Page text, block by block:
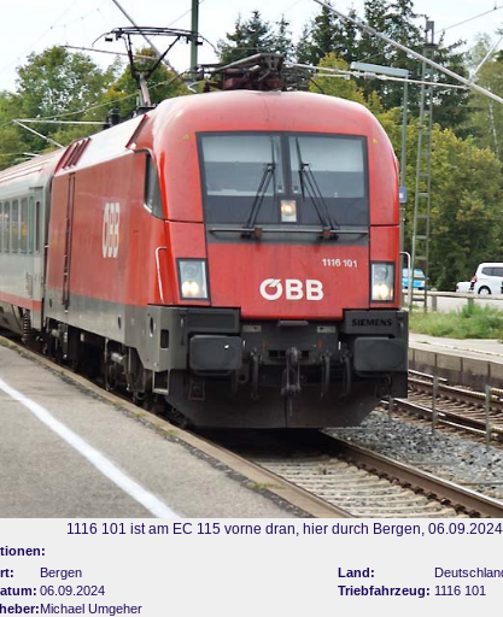
1116 101 ist am EC 115 vorne dran, hier durch Bergen, 06.09.2024.
Bergen Land:
06.09.2024 Triebfahrzeug: 1116 101
Michael Umgeher